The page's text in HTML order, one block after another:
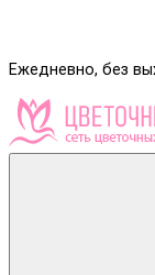
Ежедневно, без